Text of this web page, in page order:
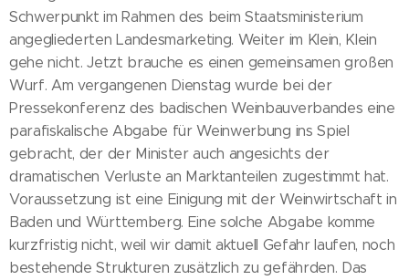
Schwerpunkt im Rahmen des beim Staatsministerium
angegliederten Landesmarketing. Weiter im Klein, Klein
gehe nicht. Jetzt brauche es einen gemeinsamen großen
Wurf. Am vergangenen Dienstag wurde bei der
Pressekonferenz des badischen Weinbauverbandes eine
parafiskalische Abgabe für Weinwerbung ins Spiel
gebracht, der der Minister auch angesichts der
dramatischen Verluste an Marktanteilen zugestimmt hat.
Voraussetzung ist eine Einigung mit der Weinwirtschaft in
Baden und Württemberg. Eine solche Abgabe komme
kurzfristig nicht, weil wir damit aktuell Gefahr laufen, noch
bestehende Strukturen zusätzlich zu gefährden. Das